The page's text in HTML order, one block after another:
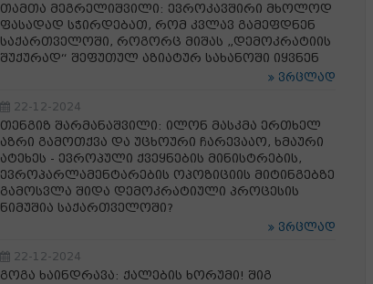
თამთა მეგრელიშვილი: ევროკავშირი მხოლოდ
ფასადად სჭირდებათ, რომ კვლავ გამეფდნენ
საქართველოში, როგორც მიშას „დემოკრატიის
შუქურად“ შეფუთულ აზიატურ სახანოში იყვნენ
ვრცლად
22-12-2024
თენგიზ შარმანაშვილი: ილონ მასკმა ერთხელ
აზრი გამოთქვა და უცხოური ჩარევააო, ხმაური
ატეხეს - ევროპული ქვეყნების მინისტრების,
ევროპარლამენტარების ოპოზიციის მიტინგებზე
გამოსვლა შიდა დემოკრატიული პროცესის
ნიმუშია საქართველოში?
ვრცლად
22-12-2024
გოგა ხაინდრავა: ქალების ხორუმი! შიგ